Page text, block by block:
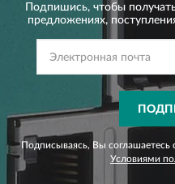
Подпишись, чтобы
предложениях,
Подписываясь, Вы соглашаетесь
Условиями